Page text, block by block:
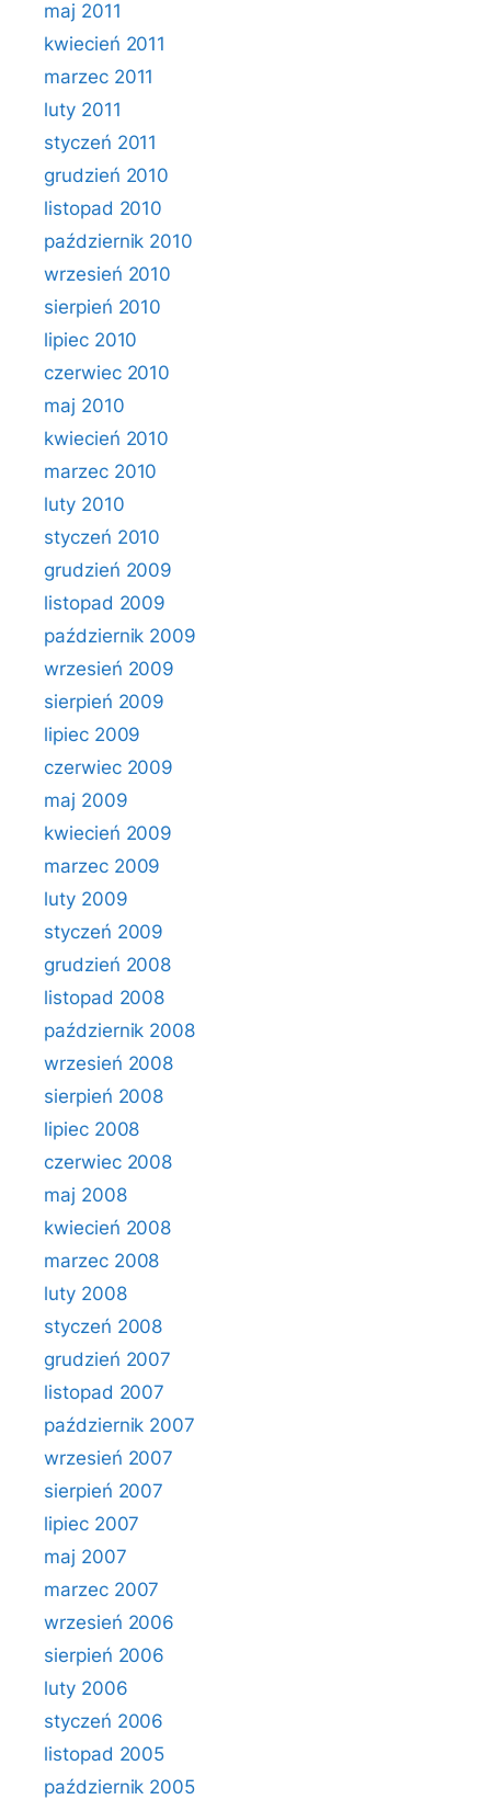
maj 2011
kwiecień 2011
marzec 2011
luty 2011
styczeń 2011
grudzień 2010
listopad 2010
październik 2010
wrzesień 2010
sierpień 2010
lipiec 2010
czerwiec 2010
maj 2010
kwiecień 2010
marzec 2010
luty 2010
styczeń 2010
grudzień 2009
listopad 2009
październik 2009
wrzesień 2009
sierpień 2009
lipiec 2009
czerwiec 2009
maj 2009
kwiecień 2009
marzec 2009
luty 2009
styczeń 2009
grudzień 2008
listopad 2008
październik 2008
wrzesień 2008
sierpień 2008
lipiec 2008
czerwiec 2008
maj 2008
kwiecień 2008
marzec 2008
luty 2008
styczeń 2008
grudzień 2007
listopad 2007
październik 2007
wrzesień 2007
sierpień 2007
lipiec 2007
maj 2007
marzec 2007
wrzesień 2006
sierpień 2006
luty 2006
styczeń 2006
listopad 2005
październik 2005